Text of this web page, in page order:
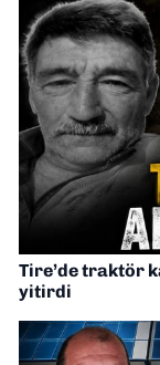
Tire’de traktör
yitirdi